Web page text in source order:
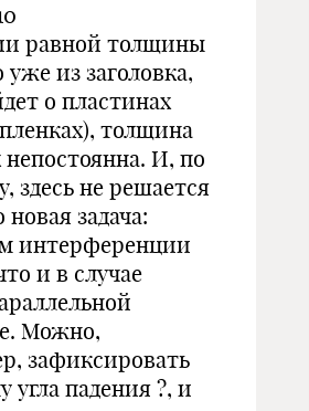
равной толщины
уже из заголовка,
о пластинах
толщина
И, по
здесь не решается
задача:
интерференции
и в случае
Можно,
зафиксировать
угла падения ?, и